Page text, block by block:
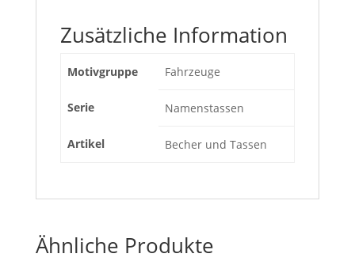
Zusätzliche Information
Motivgruppe Fahrzeuge
Serie Namenstassen
Artikel Becher und Tassen
Ähnliche Produkte